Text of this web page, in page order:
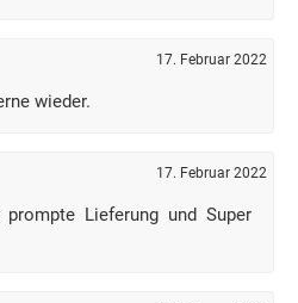
17. Februar 2022
wieder.
17. Februar 2022
Lieferung und Super